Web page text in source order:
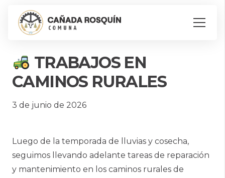
TRABAJOS EN
CAMINOS RURALES
3 de junio de 2026
Luego de la temporada de lluvias y cosecha,
seguimos llevando adelante tareas de reparación
y mantenimiento en los caminos rurales de